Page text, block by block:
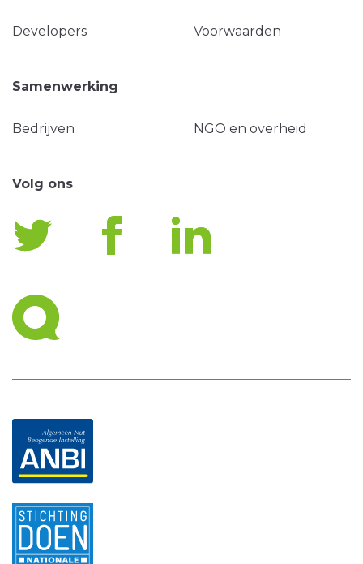
Developers Voorwaarden
Samenwerking
Bedrijven NGO en overheid
Volg ons